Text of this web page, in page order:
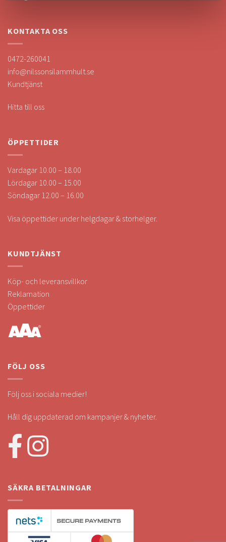
KONTAKTA OSS
0472-260041
info@nilssonsilammhult.se
Kundtjänst
Hitta till oss
ÖPPETTIDER
Vardagar 10.00 – 18.00
Lördagar 10.00 – 15.00
Söndagar 12.00 – 16.00
Visa öppettider under helgdagar & storhelger.
KUNDTJÄNST
Köp- och leveransvillkor
Reklamation
Öppettider
FÖLJ OSS
Följ oss i sociala medier!
Håll dig uppdaterad om kampanjer & nyheter.
SÄKRA BETALNINGAR